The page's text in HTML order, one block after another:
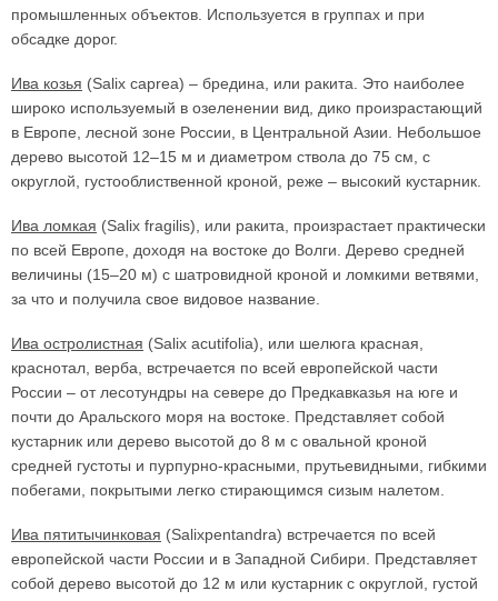
промышленных объектов. Используется в группах и при
обсадке дорог.
Ива козья (Salix caprea) – бредина, или ракита. Это наиболее
широко используемый в озеленении вид, дико произрастающий
в Европе, лесной зоне России, в Центральной Азии. Небольшое
дерево высотой 12–15 м и диаметром ствола до 75 см, с
округлой, густооблиственной кроной, реже – высокий кустарник.
Ива ломкая (Salix fragilis), или ракита, произрастает практически
по всей Европе, доходя на востоке до Волги. Дерево средней
величины (15–20 м) с шатровидной кроной и ломкими ветвями,
за что и получила свое видовое название.
Ива остролистная (Salix acutifolia), или шелюга красная,
краснотал, верба, встречается по всей европейской части
России – от лесотундры на севере до Предкавказья на юге и
почти до Аральского моря на востоке. Представляет собой
кустарник или дерево высотой до 8 м с овальной кроной
средней густоты и пурпурно-красными, прутьевидными, гибкими
побегами, покрытыми легко стирающимся сизым налетом.
Ива пятитычинковая (Salixpentandra) встречается по всей
европейской части России и в Западной Сибири. Представляет
собой дерево высотой до 12 м или кустарник с округлой, густой